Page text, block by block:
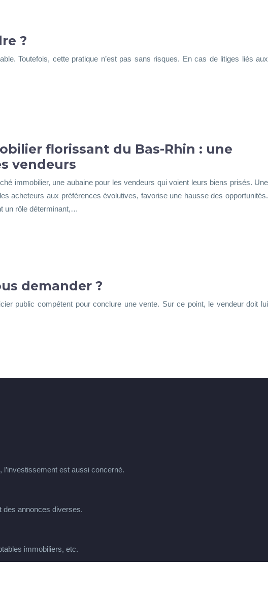
?
Toutefois, cette pratique n’est pas sans risques. En cas de litiges liés aux
florissant du Bas-Rhin : une
vendeurs
immobilier, une aubaine pour les vendeurs qui voient leurs biens prisés. Une
acheteurs aux préférences évolutives, favorise une hausse des opportunités.
un rôle déterminant,…
demander ?
public compétent pour conclure une vente. Sur ce point, le vendeur doit lui
est aussi concerné.
des annonces diverses.
immobiliers, etc.